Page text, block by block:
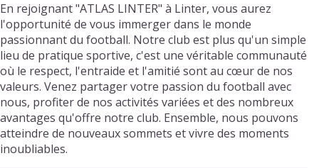
En rejoignant "ATLAS LINTER" à Linter, vous aurez
l'opportunité de vous immerger dans le monde
passionnant du football. Notre club est plus qu'un simple
lieu de pratique sportive, c'est une véritable communauté
où le respect, l'entraide et l'amitié sont au cœur de nos
valeurs. Venez partager votre passion du football avec
nous, profiter de nos activités variées et des nombreux
avantages qu'offre notre club. Ensemble, nous pouvons
atteindre de nouveaux sommets et vivre des moments
inoubliables.